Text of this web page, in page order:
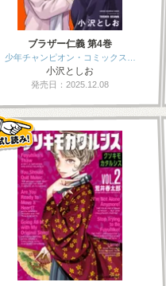
ブラザー仁義 第4巻
少年チャンピオン・コミックス…
小沢としお
発売日：2025.12.08